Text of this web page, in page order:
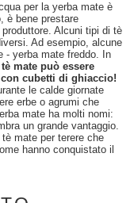
per la yerba mate è
è bene prestare
Alcuni tipi di tè
Ad esempio, alcune
- yerba mate freddo. In
tè mate può essere
cubetti di ghiaccio!
le calde giornate
erbe o agrumi che
mate ha molti nomi:
un grande vantaggio.
mate per terere che
hanno conquistato il